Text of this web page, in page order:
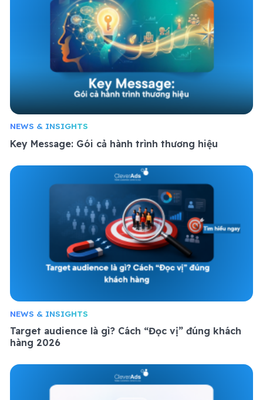
NEWS & INSIGHTS
Key Message: Gói cả hành trình thương hiệu
NEWS & INSIGHTS
Target audience là gì? Cách “Đọc vị” đúng khách
hàng 2026